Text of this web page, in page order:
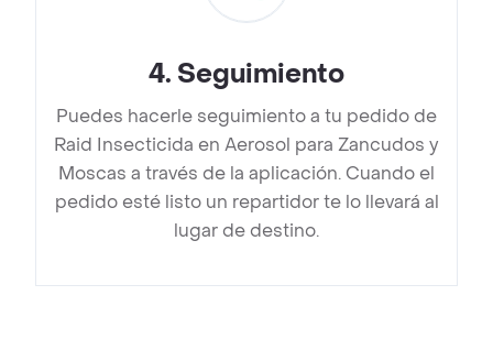
4. Seguimiento
Puedes hacerle seguimiento a tu pedido de
Raid Insecticida en Aerosol para Zancudos y
Moscas a través de la aplicación. Cuando el
pedido esté listo un repartidor te lo llevará al
lugar de destino.